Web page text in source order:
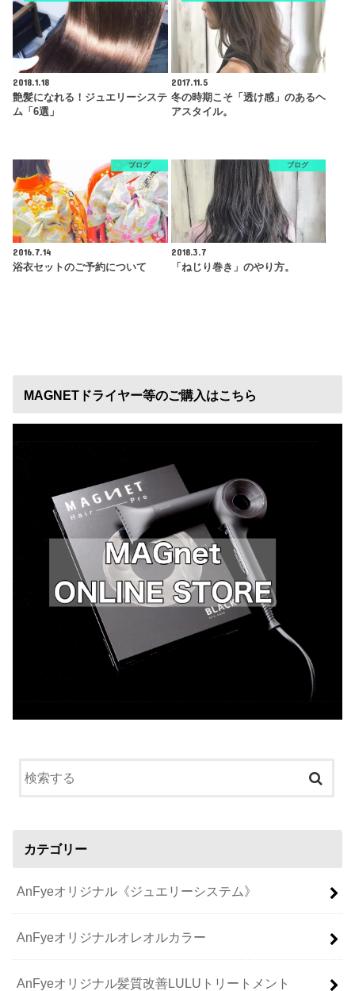
2018.1.18
艶髪になれる！ジュエリーシステ
ム「6選」
2017.11.5
冬の時期こそ「透け感」のあるヘ
アスタイル。
ブログ
2016.7.14
浴衣セットのご予約について
ブログ
2018.3.7
「ねじり巻き」のやり方。
MAGNETドライヤー等のご購入はこちら
カテゴリー
AnFyeオリジナル《ジュエリーシステム》
AnFyeオリジナルオレオルカラー
AnFyeオリジナル髪質改善LULUトリートメント